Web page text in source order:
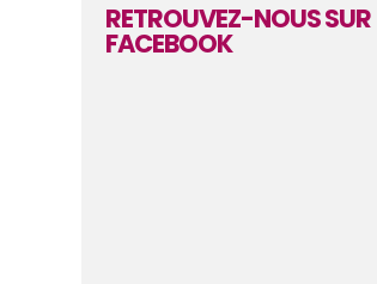
RETROUVEZ-NOUS SUR
FACEBOOK